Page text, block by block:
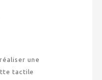
une
tactile